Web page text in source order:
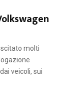
molti
veicoli, sui